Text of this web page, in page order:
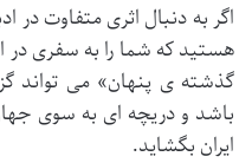
اگر به دنبال اثری متفاوت در
هستید که شما را به سفری در
گذشته ی پنهان» می تواند
باشد و دریچه ای به سوی
ایران بگشاید.